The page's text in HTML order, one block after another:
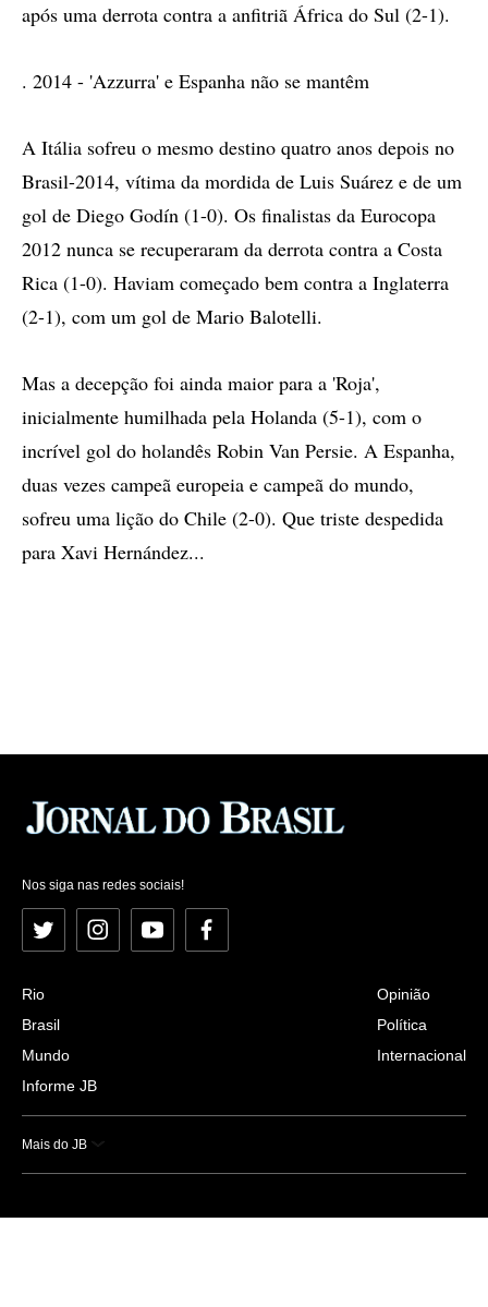
após uma derrota contra a anfitriã África do Sul (2-1).
. 2014 - 'Azzurra' e Espanha não se mantêm
A Itália sofreu o mesmo destino quatro anos depois no
Brasil-2014, vítima da mordida de Luis Suárez e de um
gol de Diego Godín (1-0). Os finalistas da Eurocopa
2012 nunca se recuperaram da derrota contra a Costa
Rica (1-0). Haviam começado bem contra a Inglaterra
(2-1), com um gol de Mario Balotelli.
Mas a decepção foi ainda maior para a 'Roja',
inicialmente humilhada pela Holanda (5-1), com o
incrível gol do holandês Robin Van Persie. A Espanha,
duas vezes campeã europeia e campeã do mundo,
sofreu uma lição do Chile (2-0). Que triste despedida
para Xavi Hernández...
Nos siga nas redes sociais!
Twitter InstagramYouTubeFacebook
Rio
Brasil
Mundo
Informe JB
Opinião
Política
Internacional
Mais do JB
Esportes